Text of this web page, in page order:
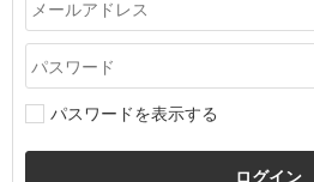
パスワードを表示する